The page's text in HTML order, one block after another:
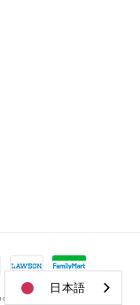
日本語